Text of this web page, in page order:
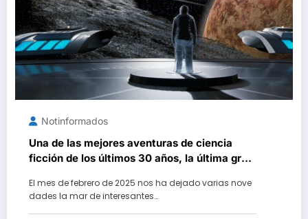
Notinformados
Una de las mejores aventuras de ciencia
ficción de los últimos 30 años, la última gran
imprescindibles de cine en casa de febrero
de 2025
El mes de febrero de 2025 nos ha dejado varias nove
dades la mar de interesantes…